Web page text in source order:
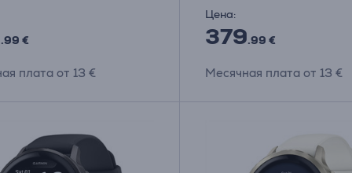
.99 €
плата от 13 €
Цена:
379.99 €
Месячная плата от 13 €